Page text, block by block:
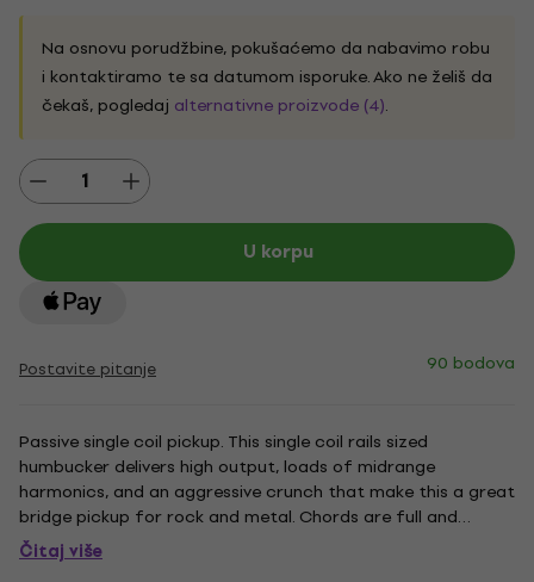
Na osnovu porudžbine, pokušaćemo da nabavimo robu
i kontaktiramo te sa datumom isporuke. Ako ne želiš da
čekaš, pogledaj alternativne proizvode (4).
U korpu
Postavite pitanje 90 bodova
Passive single coil pickup. This single coil rails sized
humbucker delivers high output, loads of midrange
harmonics, and an aggressive crunch that make this a great
bridge pickup for rock and metal. Chords are full and
powerful, and single notes jump out with amazing sizzle. A
Hot Rails in the bridge position will literally transform your
Čitaj više